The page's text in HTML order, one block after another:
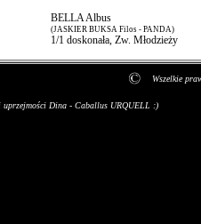
BELLA Albus
(JASKIER BUKSA Filos - PANDA)
1/1 doskonała, Zw. Młodzieży
Wszelkie
Dina - Caballus URQUELL :)